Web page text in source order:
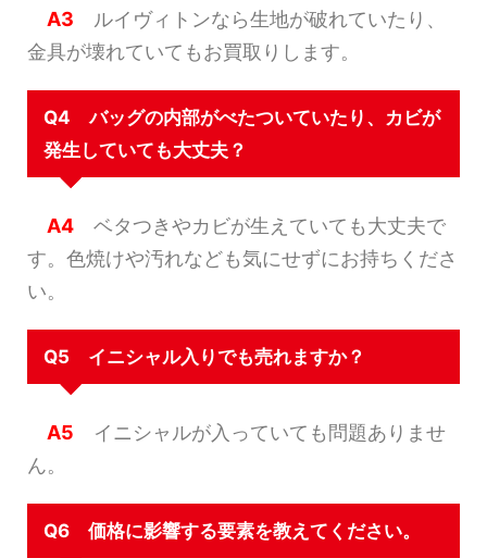
A3 ルイヴィトンなら生地が破れていたり、
金具が壊れていてもお買取りします。
Q4 バッグの内部がべたついていたり、カビが
発生していても大丈夫？
A4 ベタつきやカビが生えていても大丈夫で
す。色焼けや汚れなども気にせずにお持ちくださ
い。
Q5 イニシャル入りでも売れますか？
A5 イニシャルが入っていても問題ありませ
ん。
Q6 価格に影響する要素を教えてください。